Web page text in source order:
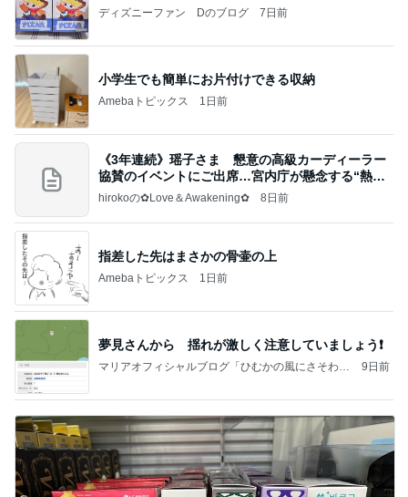
ディズニーファン Dのブログ 7日前
小学生でも簡単にお片付けできる収納
Amebaトピックス 1日前
《3年連続》瑶子さま 懇意の高級カーディーラー
協賛のイベントにご出席…宮内庁が懸念する“熱心
すぎ
hirokoの✿Love＆Awakening✿ 8日前
指差した先はまさかの骨壷の上
Amebaトピックス 1日前
夢見さんから 揺れが激しく注意していましょう❗️
マリアオフィシャルブログ「ひむかの風にさそわれ
9日前